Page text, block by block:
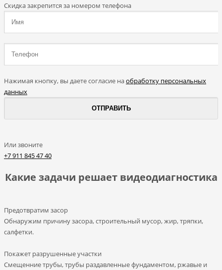
Скидка закрепится за номером телефона
Нажимая кнопку, вы даете согласие наобработку персональных
данных
Или звоните
+7 911 845 47 40
Какие задачи решает видеодиагностика
Предотвратим засор
Обнаружим причину засора, cтроительный мусор, жир, тряпки,
салфетки.
Покажет разрушенные участки
Смещенние трубы, трубы раздавленные фундаментом, ржавые и